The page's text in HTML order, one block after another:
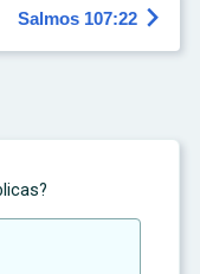
Salmos 107:22 